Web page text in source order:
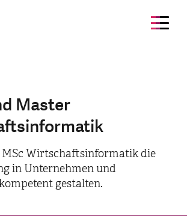
Master
Wirtschaftsinformatik die
in Unternehmen und
gestalten.